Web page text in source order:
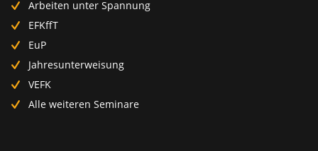
Arbeiten unter Spannung
EFKffT
EuP
Jahresunterweisung
VEFK
Alle weiteren Seminare